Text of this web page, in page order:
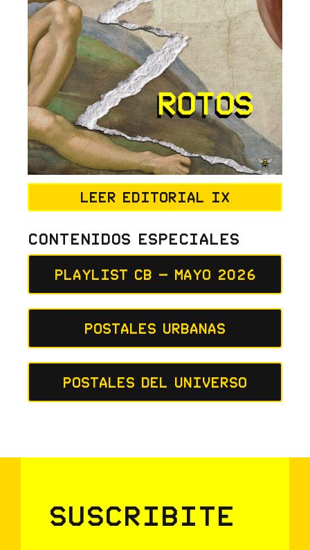
Leer editorial IX
Contenidos Especiales
Playlist CB – Mayo 2026
Postales Urbanas
Postales del Universo
Suscribite